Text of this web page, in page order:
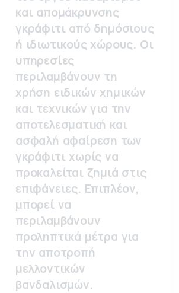
και απομάκρυνσης
γκράφιτι από δημόσιους
ή ιδιωτικούς χώρους. Οι
υπηρεσίες
περιλαμβάνουν τη
χρήση ειδικών χημικών
και τεχνικών για την
αποτελεσματική και
ασφαλή αφαίρεση των
γκράφιτι χωρίς να
προκαλείται ζημιά στις
επιφάνειες. Επιπλέον,
μπορεί να
περιλαμβάνουν
προληπτικά μέτρα για
την αποτροπή
μελλοντικών
βανδαλισμών.